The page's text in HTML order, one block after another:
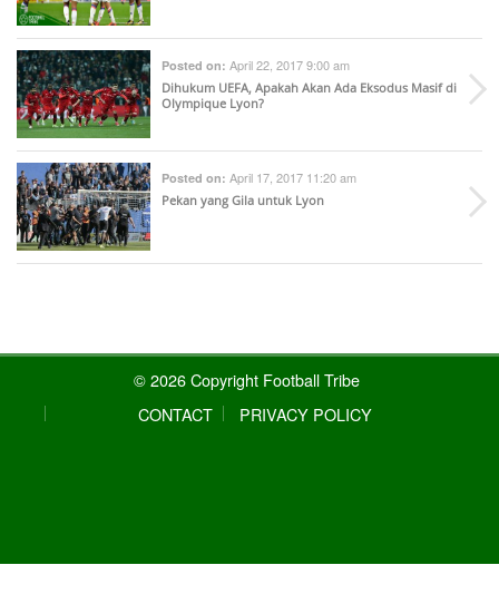
Posted on: April 22, 2017 9:00 am
Dihukum UEFA, Apakah Akan Ada Eksodus Masif di
Olympique Lyon?
Posted on: April 17, 2017 11:20 am
Pekan yang Gila untuk Lyon
© 2026 Copyright Football Tribe
CONTACT
PRIVACY POLICY